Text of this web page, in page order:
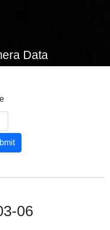
Data
06